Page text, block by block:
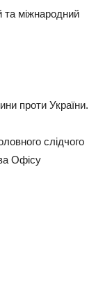
та міжнародний
проти України.
слідчого
Офісу